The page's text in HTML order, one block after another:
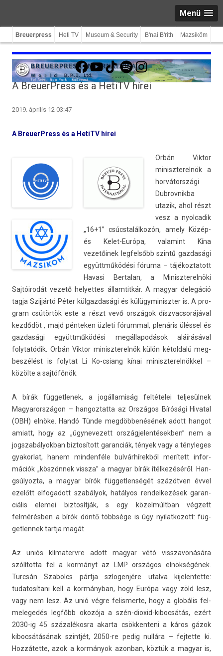
Menü
Breuerpress Heti TV Museum & Security B'nai B'rith Mazsiköm
Facebook
YouTube
TikTokSpotifyInstagram
A BreuerPress és a HetiTV hírei
2019. április 12 03:47
A BreuerPress és a HetiTV hírei
Orbán Vik­tor
miniszterel­nök a
horvátországi
Dub­rovnik­ba
utazik, ahol részt
vesz a nyol­cadik
„16+1” csúcstalálkozón, amely Közép-
és Kelet-Európa, valamint Kína
vezetőinek leg­felsőbb szintű gaz­dasági
együttműködési fóruma – tájékoz­tatott
Havasi Be­rtalan, a Miniszterel­nöki
Sajtóirodát vezető helyet­tes állam­titkár. A magyar delegáció
tagja Szijjártó Péter kül­gazdasági és külügyminiszt­er is. A pro­
gram csütörtök este a részt vevő országok díszvac­sorájáv­al
kezdődöt , majd pén­tek­en üzleti fórumm­al, plenáris üléssel és
gaz­dasági együttműködési megál­lapodások aláírásával
folytatódik. Orbán Vik­tor miniszterel­nök külön kétold­alú meg­
beszélést is folytat Li Ko-csiang kínai miniszterel­nökkel –
közölte a sajtófőnök.
A bírák füg­getlenek, a jogál­lamiság feltételei tel­jesül­nek
Magyarországon – han­goz­tatta az Országos Bírósági Hivat­al
(OBH) elnöke. Handó Tünde megdöbbenésének adott han­got
amiatt, hogy az „úgynevezett ország­jelen­tésekb­en” nem a
jogszabályok­ban bi­ztosított garan­ciák, tények vagy a tényleges
gyakor­lat, hanem min­denféle bulvárhírekből merített in­for­
mációk „köszönnek vissza” a magyar bírák ítélkezéséről. Han­
gsúlyoz­ta, a magyar bírók füg­getlen­ségét százötven évvel
ezelőtt el­fogadott szabályok, hatályos re­ndel­kezések garan­
ciális elemei bi­ztosít­ják, s egy közelmúltban végzett
felmérésben a bírók döntő többsége is úgy nyilat­kozott: füg­
getlen­nek tartja magát.
Az uniós klímatervre adott magyar vétó visszavonására
szólította fel a kormányt az LMP országos elnökségének.
Turcsán Szabolcs pártja szlogen­jére utal­va kijelen­tette:
tudatosítani kell a kormányban, hogy Európa vagy zöld lesz,
vagy nem lesz. Az unió végre felis­merte, hogy a globális fel­
melegedés legfőbb okozója a szén-dioxid-kibocsátás, ezért
2030-ig 45 százalékosra akar­ta csök­kenteni a káros gázok
kiboc­sátásának szintjét, 2050-re pedig nullára – fej­tette ki.
Hozzátette, azok a kormányok azon­ban, köztük a magyar is,